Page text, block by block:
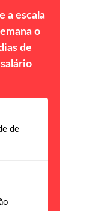
a escala
o
de
de